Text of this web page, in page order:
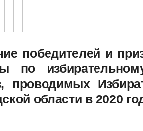
победителей и
по
проводимых
области в 2020